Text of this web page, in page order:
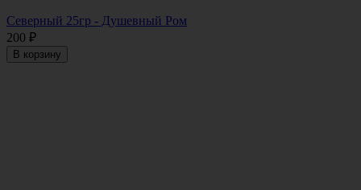
Северный 25гр - Душевный Ром
200 ₽
В корзину